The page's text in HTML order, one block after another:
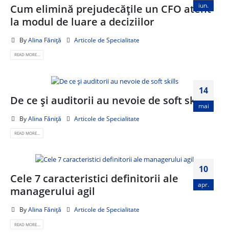
iun.
Cum elimină prejudecățile un CFO atent
la modul de luare a deciziilor
ByAlina Făniță Articole de Specialitate
READ MORE...
14
mai
De ce și auditorii au nevoie de soft skills
ByAlina Făniță Articole de Specialitate
READ MORE...
10
apr.
Cele 7 caracteristici definitorii ale
managerului agil
ByAlina Făniță Articole de Specialitate
READ MORE...